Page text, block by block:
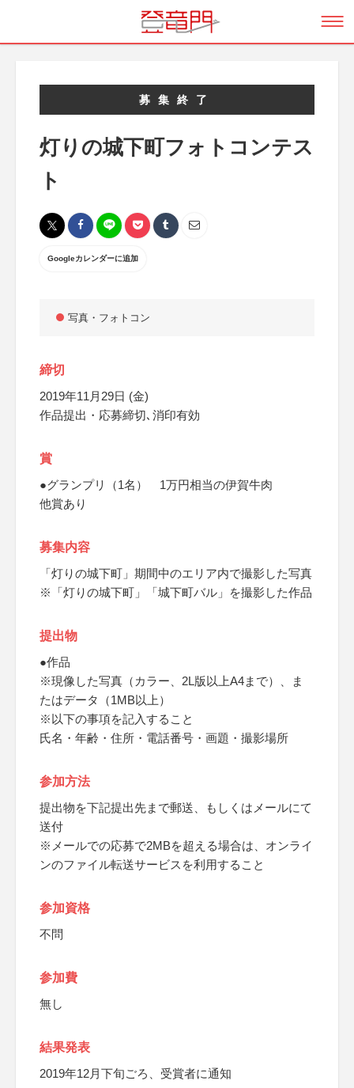
募集終了
灯りの城下町フォトコンテス
ト
Googleカレンダーに追加
写真・フォトコン
締切
2019年11月29日 (金)
作品提出・応募締切､消印有効
賞
●グランプリ（1名） 1万円相当の伊賀牛肉
他賞あり
募集内容
「灯りの城下町」期間中のエリア内で撮影した写真
※「灯りの城下町」「城下町バル」を撮影した作品
提出物
●作品
※現像した写真（カラー、2L版以上A4まで）、ま
たはデータ（1MB以上）
※以下の事項を記入すること
氏名・年齢・住所・電話番号・画題・撮影場所
参加方法
提出物を下記提出先まで郵送、もしくはメールにて
送付
※メールでの応募で2MBを超える場合は、オンライ
ンのファイル転送サービスを利用すること
参加資格
不問
参加費
無し
結果発表
2019年12月下旬ごろ、受賞者に通知